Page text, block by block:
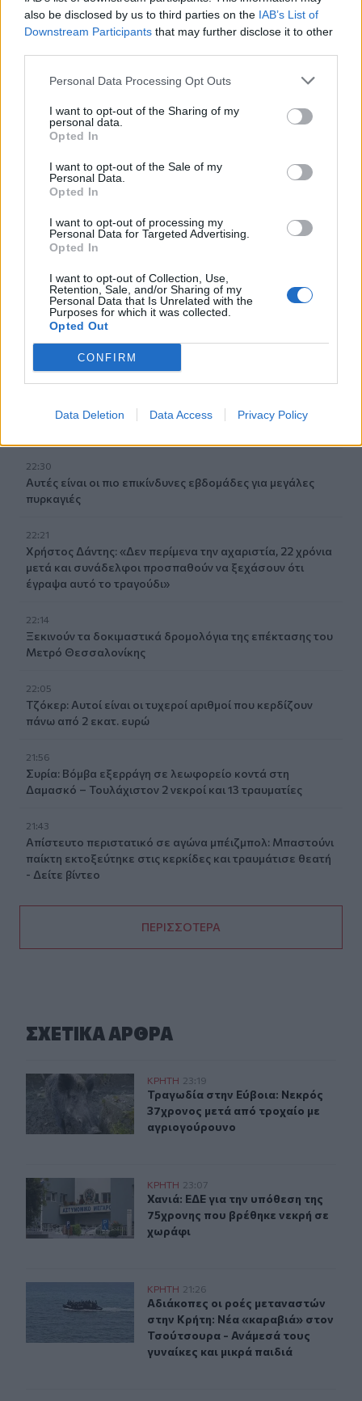
also be disclosed by us to third parties on the IAB’s List of
Downstream Participants that may further disclose it to other
Personal Data Processing Opt Outs
I want to opt-out of the Sharing of my
personal data.
Opted In
I want to opt-out of the Sale of my
Personal Data.
Opted In
I want to opt-out of processing my
Personal Data for Targeted Advertising.
Opted In
I want to opt-out of Collection, Use,
Retention, Sale, and/or Sharing of my
Personal Data that Is Unrelated with the
Purposes for which it was collected.
Opted Out
CONFIRM
Data Deletion Data Access Privacy Policy
νεοσύλλεκτους πριν μεταβούν στο μέτωπο για να
εισπράξουν τις «παχυλές» αποζημιώσεις
Ρόδος: Έσπασε ο κάβος και τραυμάτισε ναυτικό
Τραγωδία στην Εύβοια: Νεκρός 37χρονος μετά από
23:09
και 71χρονος
Χανιά: ΕΔΕ για την υπόθεση της 75χρονης που βρέθηκε
νεκρή σε χωράφι
23:00
Ιταλία: Στη Νάπολη καταγράφηκε θερμοκρασία-ρεκόρ 48
Υπόθεση Marfin: Έφθασε στην Ελλάδα η 46χρονη
22:30
Αυτές είναι οι πιο επικίνδυνες εβδομάδες για μεγάλες
πυρκαγιές
22:21
Χρήστος Δάντης: «Δεν περίμενα την αχαριστία, 22 χρόνια
μετά και συνάδελφοι προσπαθούν να ξεχάσουν ότι
έγραψα αυτό το τραγούδι»
22:14
Ξεκινούν τα δοκιμαστικά δρομολόγια της επέκτασης του
Μετρό Θεσσαλονίκης
22:05
Τζόκερ: Αυτοί είναι οι τυχεροί αριθμοί που κερδίζουν
πάνω από 2 εκατ. ευρώ
21:56
Συρία: Βόμβα εξερράγη σε λεωφορείο κοντά στη
Δαμασκό – Τουλάχιστον 2 νεκροί και 13 τραυματίες
21:43
Απίστευτο περιστατικό σε αγώνα μπέιζμπολ: Μπαστούνι
παίκτη εκτοξεύτηκε στις κερκίδες και τραυμάτισε θεατή
- Δείτε βίντεο
ΠΕΡΙΣΣΟΤΕΡΑ
ΣΧΕΤΙΚA AΡΘΡΑ
Τραγωδία στην Εύβοια: Νεκρός 37χρονος μετά από
ΚΡΗΤΗ 23:19
Τραγωδία στην Εύβοια: Νεκρός
Τραγωδία στην Εύβοια: Νεκρός
37χρονος μετά από τροχαίο με
αγριογούρουνο
Χανιά: ΕΔΕ για την υπόθεση της 75χρονης που βρέθηκε
ΚΡΗΤΗ 23:07
Χανιά: ΕΔΕ για την υπόθεση της
Χανιά: ΕΔΕ για την υπόθεση της
75χρονης που βρέθηκε νεκρή σε
χωράφι
Αδιάκοπες οι ροές μεταναστών στην Κρήτη: Νέα
ΚΡΗΤΗ 21:26
Αδιάκοπες οι ροές μεταναστών
Αδιάκοπες οι ροές μεταναστών
στην Κρήτη: Νέα «καραβιά» στον
Τσούτσουρα - Ανάμεσά τους
γυναίκες και μικρά παιδιά